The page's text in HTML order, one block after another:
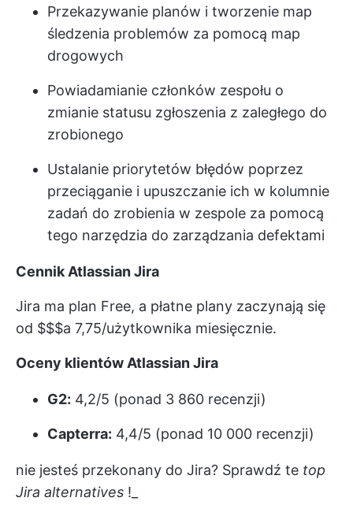
Przekazywanie planów i tworzenie map
śledzenia problemów za pomocą map
drogowych
Powiadamianie członków zespołu o
zmianie statusu zgłoszenia z zaległego do
zrobionego
Ustalanie priorytetów błędów poprzez
przeciąganie i upuszczanie ich w kolumnie
zadań do zrobienia w zespole za pomocą
tego narzędzia do zarządzania defektami
Cennik Atlassian Jira
Jira ma plan Free, a płatne plany zaczynają się
od $$$a 7,75/użytkownika miesięcznie.
Oceny klientów Atlassian Jira
G2: 4,2/5 (ponad 3 860 recenzji)
Capterra: 4,4/5 (ponad 10 000 recenzji)
nie jesteś przekonany do Jira? Sprawdź te top
Jira alternatives !_